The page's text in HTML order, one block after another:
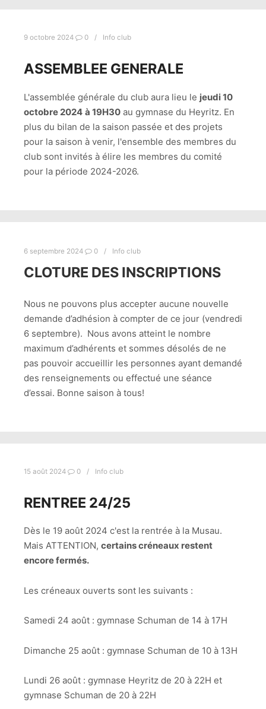
9 octobre 2024 0 Info club
ASSEMBLEE GENERALE
L'assemblée générale du club aura lieu le jeudi 10
octobre 2024 à 19H30 au gymnase du Heyritz. En
plus du bilan de la saison passée et des projets
pour la saison à venir, l'ensemble des membres du
club sont invités à élire les membres du comité
pour la période 2024-2026.
6 septembre 2024 0 Info club
CLOTURE DES INSCRIPTIONS
Nous ne pouvons plus accepter aucune nouvelle
demande d’adhésion à compter de ce jour (vendredi
6 septembre). Nous avons atteint le nombre
maximum d’adhérents et sommes désolés de ne
pas pouvoir accueillir les personnes ayant demandé
des renseignements ou effectué une séance
d’essai. Bonne saison à tous!
15 août 2024 0 Info club
RENTREE 24/25
Dès le 19 août 2024 c'est la rentrée à la Musau.
Mais ATTENTION, certains créneaux restent
encore fermés.
Les créneaux ouverts sont les suivants :
Samedi 24 août : gymnase Schuman de 14 à 17H
Dimanche 25 août : gymnase Schuman de 10 à 13H
Lundi 26 août : gymnase Heyritz de 20 à 22H et
gymnase Schuman de 20 à 22H